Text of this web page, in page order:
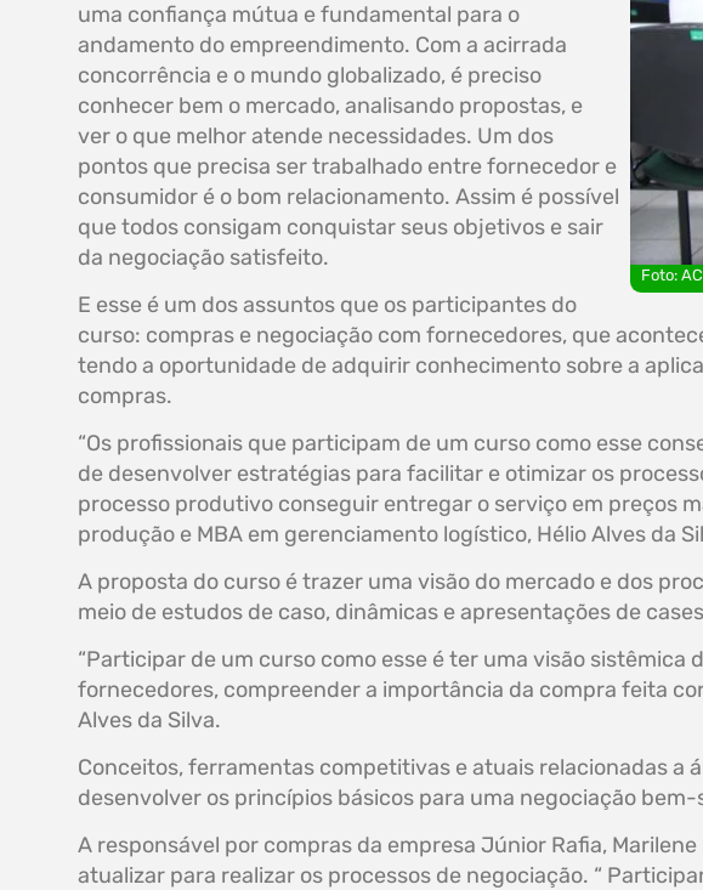
Foto:
uma confiança mútua e fundamental para o
andamento do empreendimento. Com a acirrada
concorrência e o mundo globalizado, é preciso
conhecer bem o mercado, analisando propostas, e
ver o que melhor atende necessidades. Um dos
pontos que precisa ser trabalhado entre fornecedor e
consumidor é o bom relacionamento. Assim é possível
que todos consigam conquistar seus objetivos e sair
da negociação satisfeito.
E esse é um dos assuntos que os participantes do
curso: compras e negociação com fornecedores, que
tendo a oportunidade de adquirir conhecimento sobre a
compras.
“Os profissionais que participam de um curso como esse
de desenvolver estratégias para facilitar e otimizar os
processo produtivo conseguir entregar o serviço em preços
produção e MBA em gerenciamento logístico, Hélio Alves da
A proposta do curso é trazer uma visão do mercado e dos
meio de estudos de caso, dinâmicas e apresentações de
“Participar de um curso como esse é ter uma visão
fornecedores, compreender a importância da compra feita
Alves da Silva.
Conceitos, ferramentas competitivas e atuais relacionadas a
desenvolver os princípios básicos para uma negociação
A responsável por compras da empresa Júnior Rafia,
atualizar para realizar os processos de negociação. “